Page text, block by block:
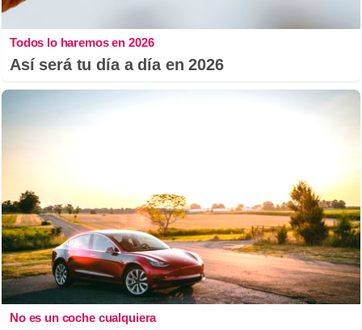
Todos lo haremos en 2026
Así será tu día a día en 2026
No es un coche cualquiera